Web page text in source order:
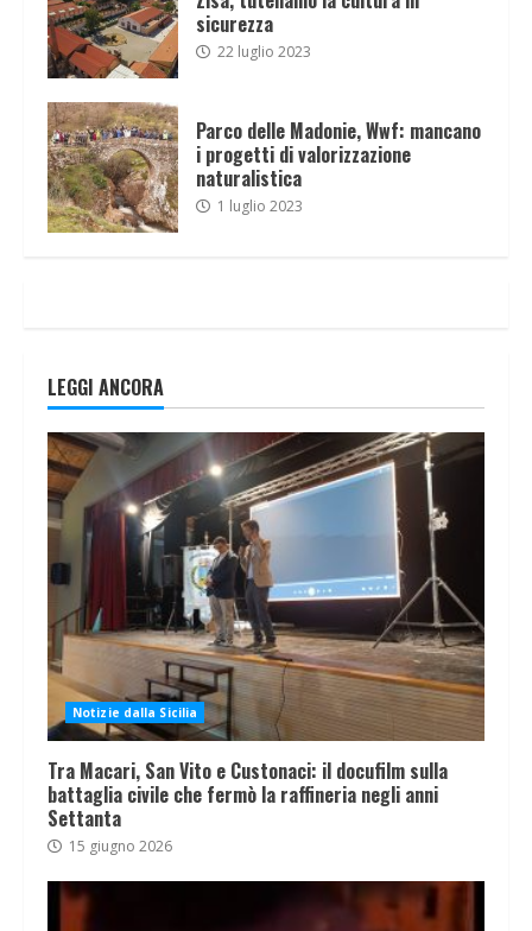
sicurezza
22 luglio 2023
Parco delle Madonie, Wwf: mancano
i progetti di valorizzazione
naturalistica
1 luglio 2023
LEGGI ANCORA
Notizie dalla Sicilia
Tra Macari, San Vito e Custonaci: il docufilm sulla
battaglia civile che fermò la raffineria negli anni
Settanta
15 giugno 2026